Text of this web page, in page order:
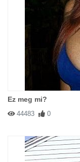
Ez meg mi?
44483 0